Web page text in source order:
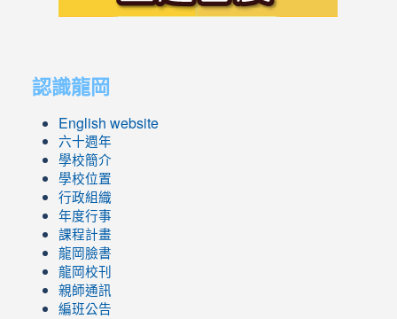
認識龍岡
English website
六十週年
學校簡介
學校位置
行政組織
年度行事
課程計畫
龍岡臉書
龍岡校刊
親師通訊
編班公告